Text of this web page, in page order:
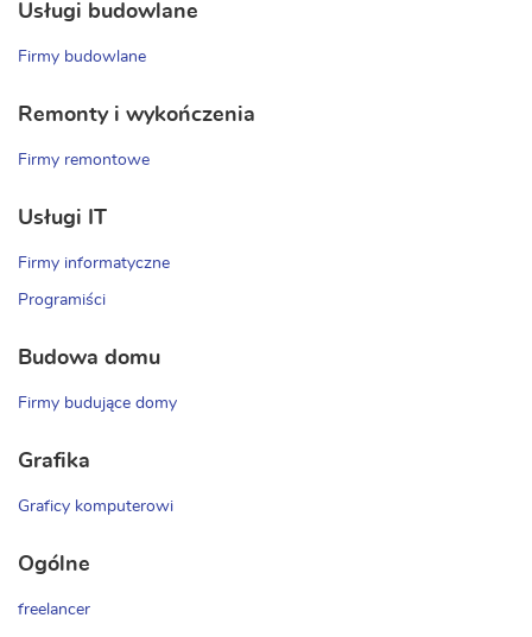
Usługi budowlane
Firmy budowlane
Remonty i wykończenia
Firmy remontowe
Usługi IT
Firmy informatyczne
Programiści
Budowa domu
Firmy budujące domy
Grafika
Graficy komputerowi
Ogólne
freelancer